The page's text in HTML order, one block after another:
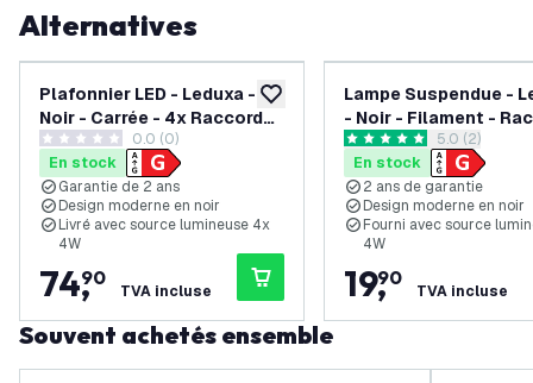
Alternatives
ajouter à la liste de souhaits
Plafonnier LED - Leduxa -
Noir - Carrée - 4x Raccord
E27 - 16W
0 étoiles de notation
0.0 (0)
En stock
Garantie de 2 ans
Design moderne en noir
Livré avec source lumineuse 4x
4W
74,
90
TVA incluse
Lampe Suspendue -
- Noir - Filament -
E27 - 4Wouvrir le
5 étoiles de notation
5.0 (2)
En stock
2 ans de garantie
Design moderne en noir
Fourni avec source
4W
19,
90
TVA incluse
Souvent achetés ensemble